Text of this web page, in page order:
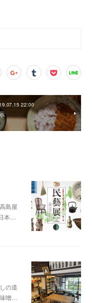
22:00
島屋
本…
の道
噌…